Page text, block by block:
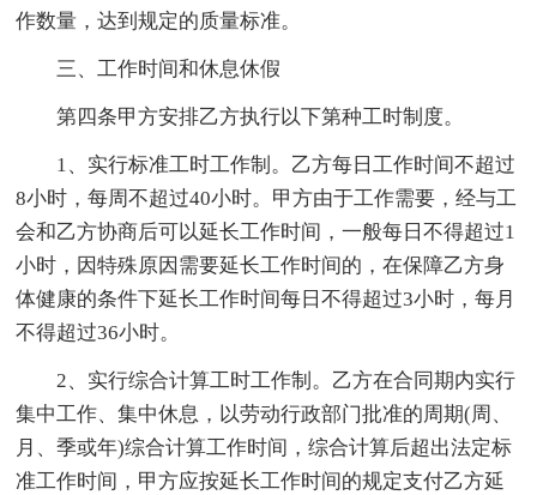
作数量，达到规定的质量标准。
三、工作时间和休息休假
第四条甲方安排乙方执行以下第种工时制度。
1、实行标准工时工作制。乙方每日工作时间不超过
8小时，每周不超过40小时。甲方由于工作需要，经与工
会和乙方协商后可以延长工作时间，一般每日不得超过1
小时，因特殊原因需要延长工作时间的，在保障乙方身
体健康的条件下延长工作时间每日不得超过3小时，每月
不得超过36小时。
2、实行综合计算工时工作制。乙方在合同期内实行
集中工作、集中休息，以劳动行政部门批准的周期(周、
月、季或年)综合计算工作时间，综合计算后超出法定标
准工作时间，甲方应按延长工作时间的规定支付乙方延